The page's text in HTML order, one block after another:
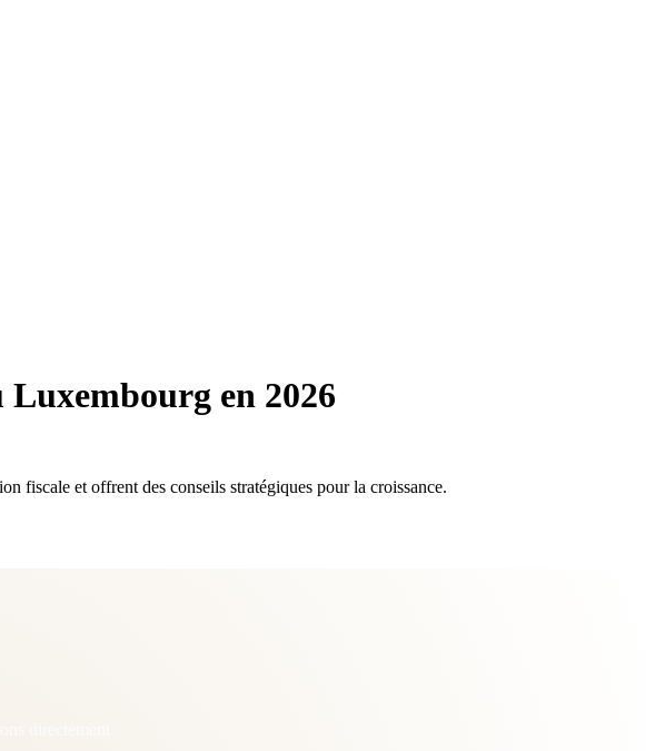
Luxembourg en 2026
fiscale et offrent des conseils stratégiques pour la croissance.